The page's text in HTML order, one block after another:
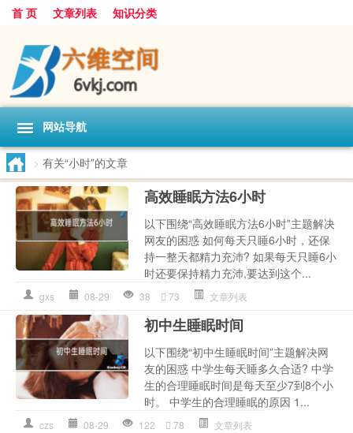
首 页 文章列表 知识分类
网站导航
> 有关“小时”的文章
高效睡眠方法6小时
以下围绕“高效睡眠方法6小时”主题解决
网友的困惑 如何每天只睡6小时，还保
持一整天都精力充沛? 如果每天只睡6小
时还要保持精力充沛,要达到这个...
gxs 08-29 38 73 文章列表
初中生睡眠时间
以下围绕“初中生睡眠时间”主题解决网
友的困惑 中学生每天睡多久合适? 中学
生的合理睡眠时间是每天至少7到8个小
时。 中学生的合理睡眠的原因 1...
czs 08-29 122 78 文章列表